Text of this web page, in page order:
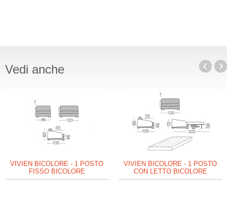
Vedi anche
VIVIEN BICOLORE - 1 POSTO
FISSO BICOLORE
VIVIEN BICOLORE - 1 POSTO
CON LETTO BICOLORE